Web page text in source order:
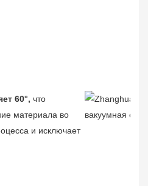
60°, что
материала во
и исключает